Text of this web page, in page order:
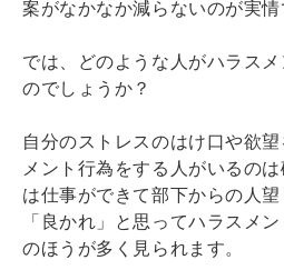
案がなかなか減らないのが実情
では、どのような人がハラス
のでしょうか？
自分のストレスのはけ口や欲
メント行為をする人がいるの
は仕事ができて部下からの人
「良かれ」と思ってハラスメ
のほうが多く見られます。